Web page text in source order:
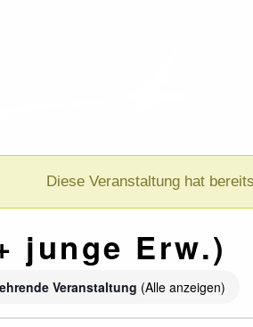
Diese Veranstaltung hat
junge Erw.)
Veranstaltung (Alle anzeigen)